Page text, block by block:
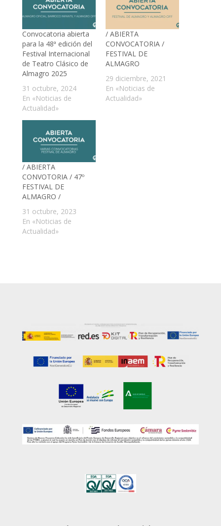
Convocatoria abierta
para la 48ª edición del
Festival Internacional
de Teatro Clásico de
Almagro 2025
31 octubre, 2024
En «Noticias de
Actualidad»
/ ABIERTA
CONVOCATORIA /
FESTIVAL DE
ALMAGRO
29 diciembre, 2021
En «Noticias de
Actualidad»
/ ABIERTA
CONVOTORIA / 47º
FESTIVAL DE
ALMAGRO /
31 octubre, 2023
En «Noticias de
Actualidad»